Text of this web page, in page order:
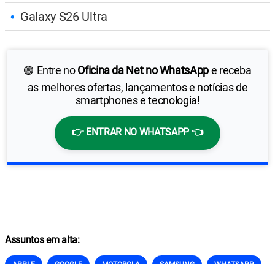
Galaxy S26 Ultra
🟢 Entre noOficina da Net no WhatsAppe receba
as melhores ofertas, lançamentos e notícias de
smartphones e tecnologia!
👉 ENTRAR NO WHATSAPP 👈
Assuntos em alta: